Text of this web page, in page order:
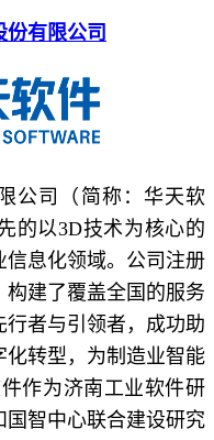
份有限公司
公司（简称：华天软
的以3D技术为核心的
息化领域。公司注册
构建了覆盖全国的服务
者与引领者，成功助
转型，为制造业智能
作为济南工业软件研
智中心联合建设研究